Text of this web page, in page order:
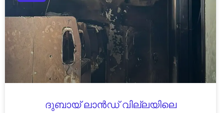
ദുബായ് ലാൻഡ് വില്ലയിലെ